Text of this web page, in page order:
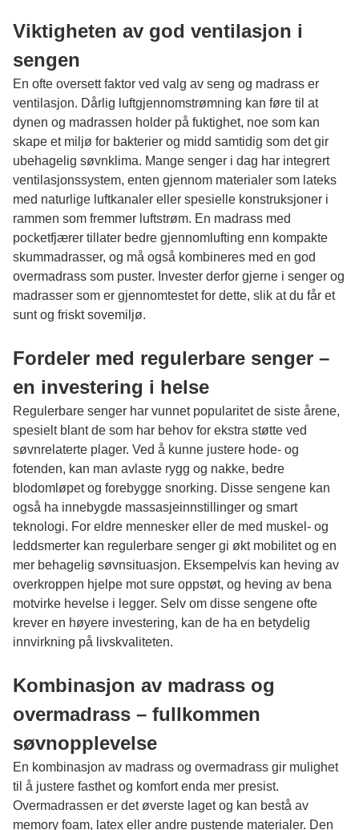
Viktigheten av god ventilasjon i
sengen
En ofte oversett faktor ved valg av seng og madrass er
ventilasjon. Dårlig luftgjennomstrømning kan føre til at
dynen og madrassen holder på fuktighet, noe som kan
skape et miljø for bakterier og midd samtidig som det gir
ubehagelig søvnklima. Mange senger i dag har integrert
ventilasjonssystem, enten gjennom materialer som lateks
med naturlige luftkanaler eller spesielle konstruksjoner i
rammen som fremmer luftstrøm. En madrass med
pocketfjærer tillater bedre gjennomlufting enn kompakte
skummadrasser, og må også kombineres med en god
overmadrass som puster. Invester derfor gjerne i senger og
madrasser som er gjennomtestet for dette, slik at du får et
sunt og friskt sovemiljø.
Fordeler med regulerbare senger –
en investering i helse
Regulerbare senger har vunnet popularitet de siste årene,
spesielt blant de som har behov for ekstra støtte ved
søvnrelaterte plager. Ved å kunne justere hode- og
fotenden, kan man avlaste rygg og nakke, bedre
blodomløpet og forebygge snorking. Disse sengene kan
også ha innebygde massasjeinnstillinger og smart
teknologi. For eldre mennesker eller de med muskel- og
leddsmerter kan regulerbare senger gi økt mobilitet og en
mer behagelig søvnsituasjon. Eksempelvis kan heving av
overkroppen hjelpe mot sure oppstøt, og heving av bena
motvirke hevelse i legger. Selv om disse sengene ofte
krever en høyere investering, kan de ha en betydelig
innvirkning på livskvaliteten.
Kombinasjon av madrass og
overmadrass – fullkommen
søvnopplevelse
En kombinasjon av madrass og overmadrass gir mulighet
til å justere fasthet og komfort enda mer presist.
Overmadrassen er det øverste laget og kan bestå av
memory foam, latex eller andre pustende materialer. Den